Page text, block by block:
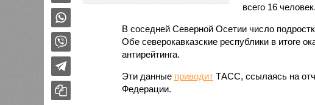
всего 16 человек.
В соседней Северной Осетии число
Обе северокавказские республики в итоге
антирейтинга.
Эти данные приводитТАСС, ссылаясь на
Федерации.